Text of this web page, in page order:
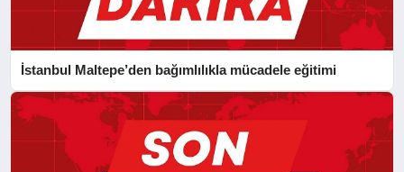
İstanbul Maltepe’den bağımlılıkla mücadele eğitimi